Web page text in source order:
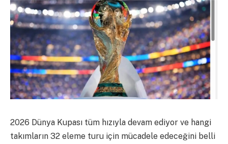
2026 Dünya Kupası tüm hızıyla devam ediyor ve hangi
takımların 32 eleme turu için mücadele edeceğini belli